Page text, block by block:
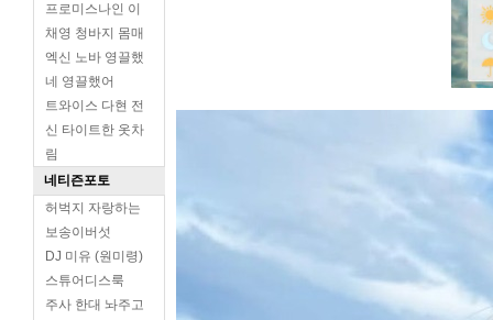
프로미스나인 이
채영 청바지 몸매
엑신 노바 영끌했
네 영끌했어
트와이스 다현 전
신 타이트한 옷차
림
네티즌포토
허벅지 자랑하는
보송이버섯
DJ 미유 (원미령)
스튜어디스룩
주사 한대 놔주고